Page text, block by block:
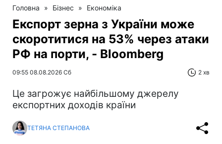
Головна » Бізнес » Економіка
Експорт зерна з України може
скоротитися на 53% через атаки
РФ на порти, - Bloomberg
09:55 08.08.2026 Сб 2 хв
Це загрожує найбільшому джерелу
експортних доходів країни
ТЕТЯНА СТЕПАНОВА